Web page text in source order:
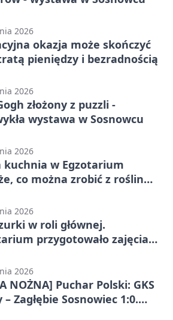
2026
okazja może skończyć
pieniędzy i bezradnością
2026
złożony z puzzli -
wystawa w Sosnowcu
2026
kuchnia w Egzotarium
co można zrobić z roślin
2026
w roli głównej.
przygotowało zajęcia
2026
NOŻNA] Puchar Polski: GKS
– Zagłębie Sosnowiec 1:0.